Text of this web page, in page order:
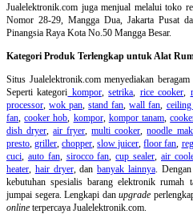
Jualelektronik.com juga menjual melalui toko
Nomor 28-29, Mangga Dua, Jakarta Pusat
Pinangsia Raya Kota No.50 Mangga Besar.
Kategori Produk Terlengkap untuk Alat
Situs Jualelektronik.com menyediakan
Seperti kategori kompor,setrika rice cooker
processor ,wok pan ,stand fan ,wall fan
fan ,cooker hob kompor, kompor tanam,
dish dryer ,air fryer ,multi cooker ,noodle
presto ,griller ,chopper ,slow juicer ,floor fan
cuci auto fan, sirocco fan ,cup sealer ,air
heater hair dryer, dan banyak lainnya.
kebutuhan spesialis barang elektronik rumah
jumpai segera. Lengkapi danupgrade
online terpercaya Jualelektronik.com.